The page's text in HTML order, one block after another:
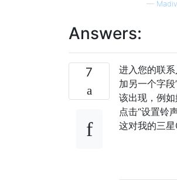
—
Answers:
7
进入您的联
加另一个字
该出现，例
点击“设置铃
这对我的三